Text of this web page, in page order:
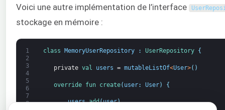
Voici une autre implémentation de l’interface
stockage en mémoire :
1
2
3
4
5
6
7
8
class MemoryUserRepository : UserRepository {
private val users = mutableListOf<User>( )
override fun create( user: User) {
users.add(user)